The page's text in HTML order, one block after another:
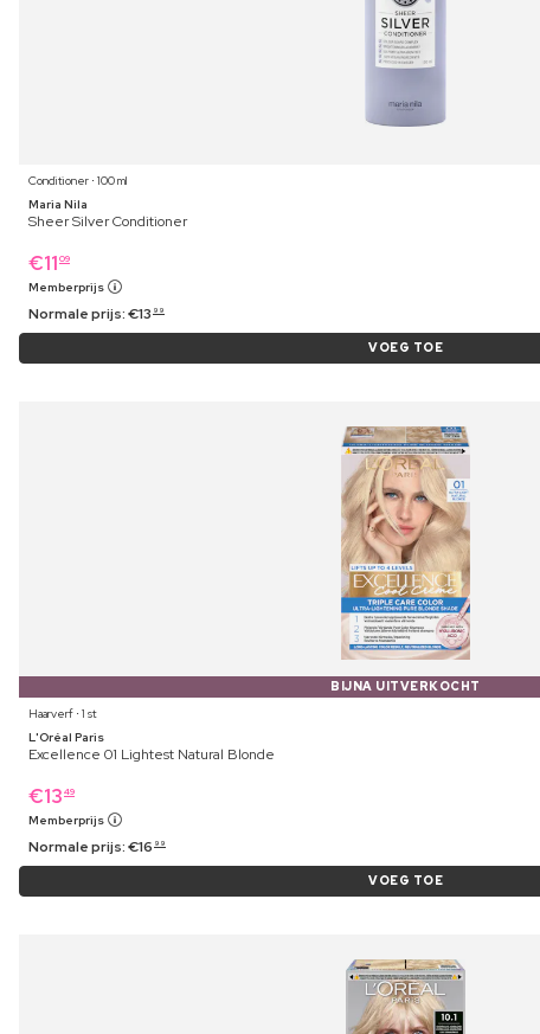
Conditioner ⋅ 100 ml
Maria Nila
Sheer Silver Conditioner
€11 09
Memberprijs
Normale prijs:€13 99
VOEG TOE
BIJNA UITVERKOCHT
Haarverf ⋅ 1 st
L'Oréal Paris
Excellence 01 Lightest Natural Blonde
€13 49
Memberprijs
Normale prijs:€16 99
VOEG TOE